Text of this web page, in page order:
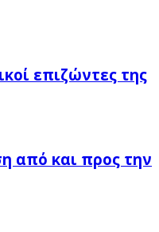
επιζώντες της
από και προς την